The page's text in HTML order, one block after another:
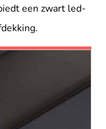
een zwart led-